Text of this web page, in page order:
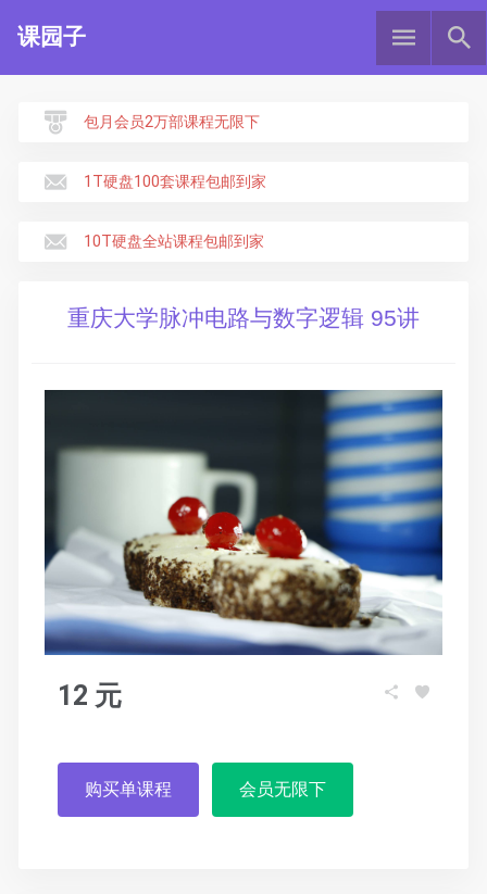
课园子
包月会员2万部课程无限下
1T硬盘100套课程包邮到家
10T硬盘全站课程包邮到家
重庆大学脉冲电路与数字逻辑 95讲
12 元
购买单课程 会员无限下